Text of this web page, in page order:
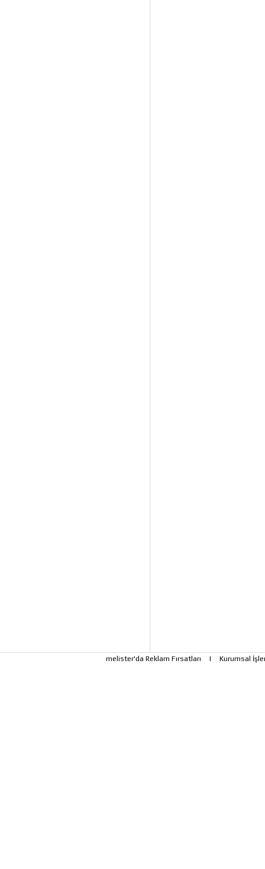
melister'da Reklam Fırsatları | Kurumsal